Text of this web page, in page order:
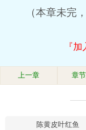
（本章未完，
『
上一章 章
陈黄皮叶红鱼